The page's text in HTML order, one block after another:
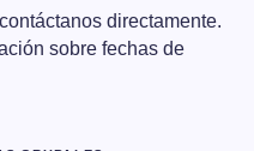
directamente.
sobre fechas de